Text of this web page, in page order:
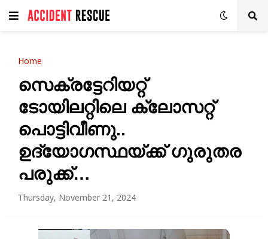
Home
സെക്രട്ടേറിയറ്റ്
ടോയിലറ്റിലെ ക്ലോസറ്റ്
പൊട്ടിവീണു..
ഉദ്യോഗസ്ഥയ്ക്ക് ഗുരുതര
പരുക്ക്…
Thursday, November 21, 2024